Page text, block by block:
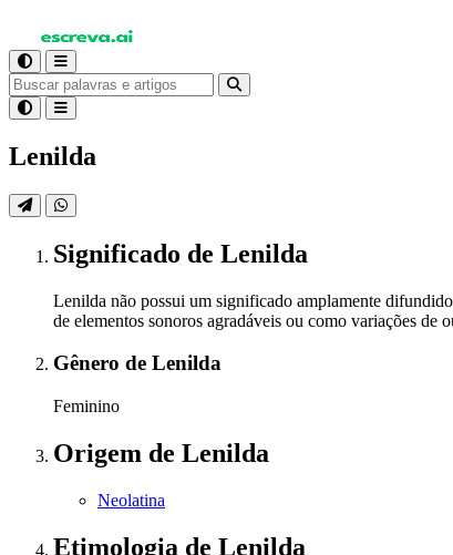
Lenilda
Significado de Lenilda
Lenilda não possui um significado amplamente
de elementos sonoros agradáveis ou como variações de
Gênero de Lenilda
Feminino
Origem de Lenilda
Neolatina
Etimologia de Lenilda